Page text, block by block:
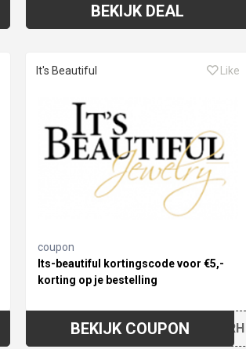
BEKIJK DEAL
It's Beautiful Like
coupon
Its-beautiful kortingscode voor €5,-
korting op je bestelling
S2GRH
BEKIJK COUPON